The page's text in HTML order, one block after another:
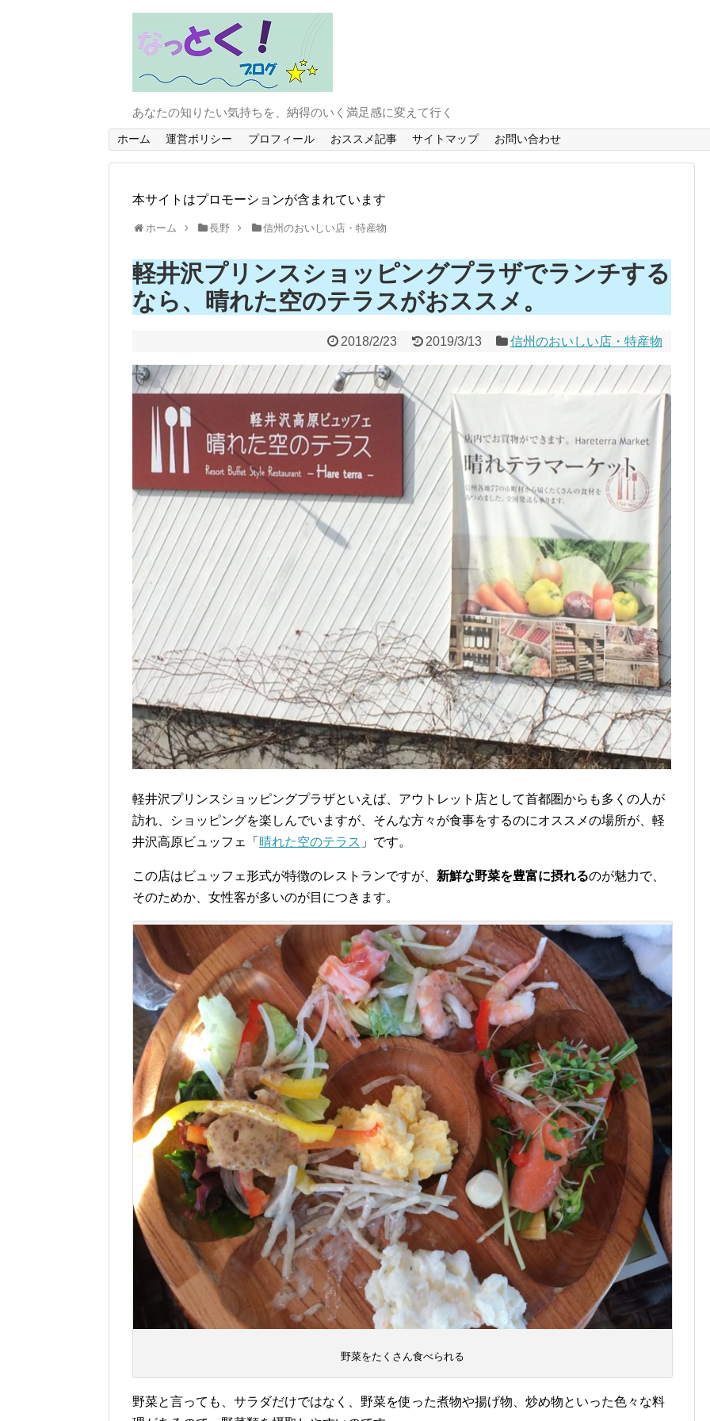
あなたの知りたい気持ちを、納得のいく満足感に変えて行く
ホーム 運営ポリシー プロフィール おススメ記事 サイトマップ お問い合わせ
本サイトはプロモーションが含まれています
ホーム 長野 信州のおいしい店・特産物
軽井沢プリンスショッピングプラザでランチする
なら、晴れた空のテラスがおススメ。
2018/2/23 2019/3/13 信州のおいしい店・特産物
軽井沢プリンスショッピングプラザといえば、アウトレット店として首都圏からも多くの人が
訪れ、ショッピングを楽しんでいますが、そんな方々が食事をするのにオススメの場所が、軽
井沢高原ビュッフェ「 晴れた空のテラス 」です。
この店はビュッフェ形式が特徴のレストランですが、 新鮮な野菜を豊富に摂れるのが魅力で、
そのためか、女性客が多いのが目につきます。
野菜をたくさん食べられる
野菜と言っても、サラダだけではなく、野菜を使った煮物や揚げ物、炒め物といった色々な料